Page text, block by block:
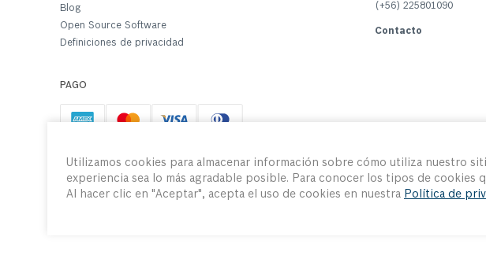
Utilizamos cookies para almacenar información sobre cómo utiliza nuestro
experiencia sea lo más agradable posible. Para conocer los tipos de cookies
Al hacer clic en "Aceptar", acepta el uso de cookies en nuestra Política de
Definiciones de privacidad
Blog
Open Source Software
(+56) 225801090
Contacto
PAGO